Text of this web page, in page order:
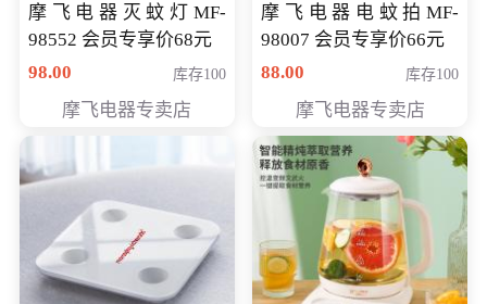
摩飞电器灭蚊灯MF-
98552 会员专享价68元
98.00
库存100
摩飞电器专卖店
摩飞电器电蚊拍MF-
98007 会员专享价66元
88.00
库存100
摩飞电器专卖店